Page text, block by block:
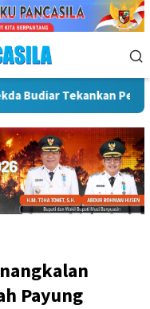
Kota Lepas Lomba
Payung